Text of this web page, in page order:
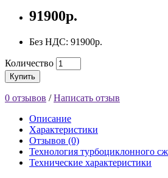
91900р.
Без НДС: 91900р.
Количество
Купить
0 отзывов /Написать отзыв
Описание
Характеристики
Отзывов (0)
Технология турбоциклонного
Технические характеристики